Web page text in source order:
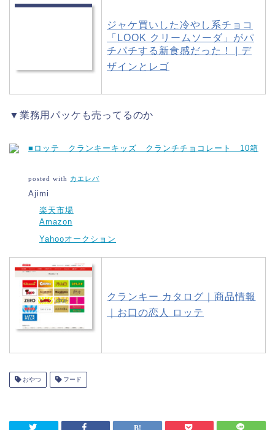
ジャケ買いした冷やし系チョコ
「LOOK クリームソーダ」がパ
チパチする新食感だった！ | デ
ザインとレゴ
▼業務用パッケも売ってるのか
■ロッテ クランキーキッズ クランチチョコレート 10箱
posted with カエレバ
Ajimi
楽天市場
Amazon
Yahooオークション
クランキー カタログ｜商品情報
｜お口の恋人 ロッテ
おやつ フード